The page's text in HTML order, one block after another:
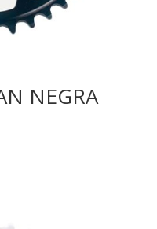
NEGRA